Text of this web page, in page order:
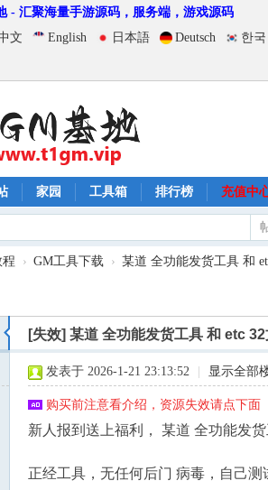
- 汇聚海量手游源码，服务端，游戏源码
文 English 日本語 Deutsch 한
家园 工具箱 排行榜 充值中
› GM工具下载 › 某道 全功能发货工具 和
[失效] 某道 全功能发货工具 和 etc
发表于 2026-1-21 23:13:52 显示全部
购买前注意看介绍，资源失效请点下
新人报到送上福利， 某道 全功能发
正经工具，无任何后门 病毒，自己测